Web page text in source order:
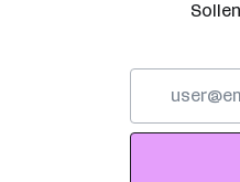
Adresse